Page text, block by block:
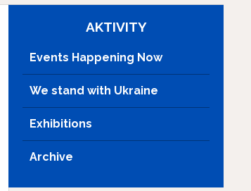
AKTIVITY
Events Happening Now
We stand with Ukraine
Exhibitions
Archive